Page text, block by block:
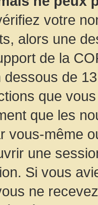
votre
alors une
de la
de
que
que les
vous-même
une
Si vous
ne